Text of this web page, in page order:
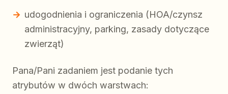
udogodnienia i ograniczenia (HOA/czynsz
administracyjny, parking, zasady dotyczące
zwierząt)
Pana/Pani zadaniem jest podanie tych
atrybutów w dwóch warstwach: